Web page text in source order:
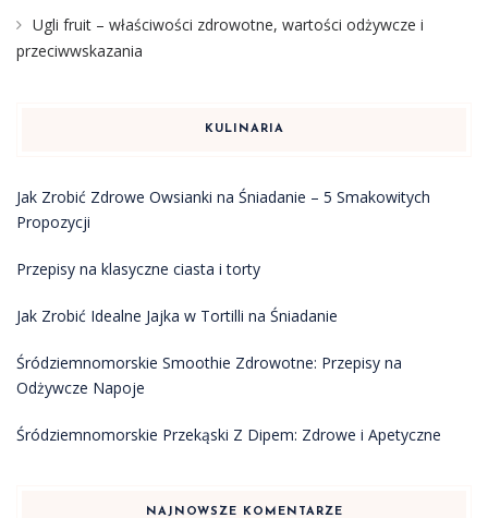
Ugli fruit – właściwości zdrowotne, wartości odżywcze i
przeciwwskazania
KULINARIA
Jak Zrobić Zdrowe Owsianki na Śniadanie – 5 Smakowitych
Propozycji
Przepisy na klasyczne ciasta i torty
Jak Zrobić Idealne Jajka w Tortilli na Śniadanie
Śródziemnomorskie Smoothie Zdrowotne: Przepisy na
Odżywcze Napoje
Śródziemnomorskie Przekąski Z Dipem: Zdrowe i Apetyczne
NAJNOWSZE KOMENTARZE